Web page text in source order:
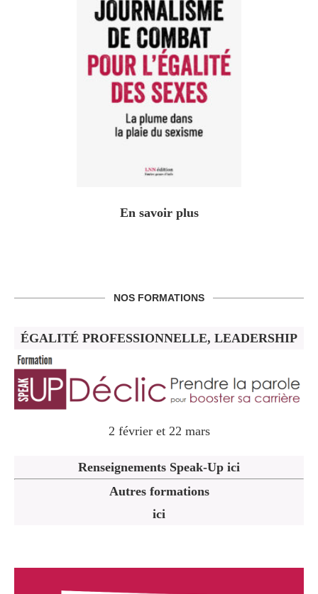
En savoir plus
NOS FORMATIONS
ÉGALITÉ PROFESSIONNELLE, LEADERSHIP
2 février et 22 mars
Renseignements Speak-Up ici
Autres formations
ici